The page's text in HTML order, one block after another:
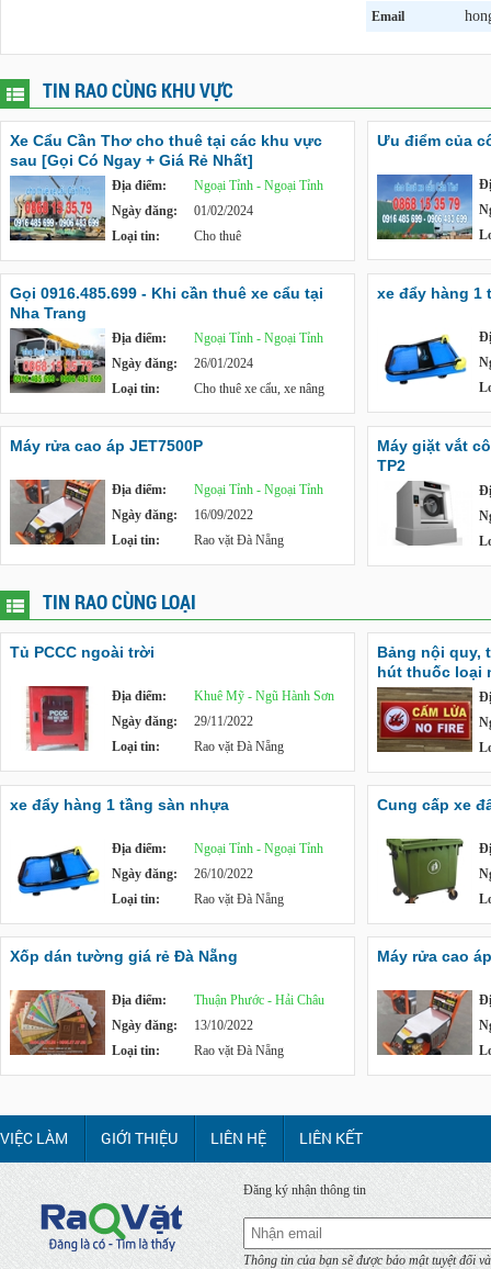
Email
TIN RAO CÙNG KHU VỰC
Xe Cẩu Cần Thơ cho thuê tại các khu vực
sau [Gọi Có Ngay + Giá Rẻ Nhất]
Địa điểm:
Ngoại Tỉnh - Ngoại Tỉnh
Ngày đăng:
01/02/2024
Loại tin:
Cho thuê
Ưu điểm của
Gọi 0916.485.699 - Khi cần thuê xe cẩu tại
Nha Trang
Địa điểm:
Ngoại Tỉnh - Ngoại Tỉnh
Ngày đăng:
26/01/2024
Loại tin:
Cho thuê xe cẩu, xe nâng
xe đẩy hàng 1
Máy rửa cao áp JET7500P
Địa điểm:
Ngoại Tỉnh - Ngoại Tỉnh
Ngày đăng:
16/09/2022
Loại tin:
Rao vặt Đà Nẵng
Máy giặt vắt
TP2
TIN RAO CÙNG LOẠI
Tủ PCCC ngoài trời
Địa điểm:
Khuê Mỹ - Ngũ Hành Sơn
Ngày đăng:
29/11/2022
Loại tin:
Rao vặt Đà Nẵng
Bảng nội quy,
hút thuốc loại
xe đẩy hàng 1 tầng sàn nhựa
Địa điểm:
Ngoại Tỉnh - Ngoại Tỉnh
Ngày đăng:
26/10/2022
Loại tin:
Rao vặt Đà Nẵng
Cung cấp xe
Xốp dán tường giá rẻ Đà Nẵng
Địa điểm:
Thuận Phước - Hải Châu
Ngày đăng:
13/10/2022
Loại tin:
Rao vặt Đà Nẵng
Máy rửa cao
VIỆC LÀM GIỚI THIỆU LIÊN HỆ LIÊN KẾT
Đăng ký nhận thông tin
Thông tin của bạn sẽ được bảo mật tuyệt đối